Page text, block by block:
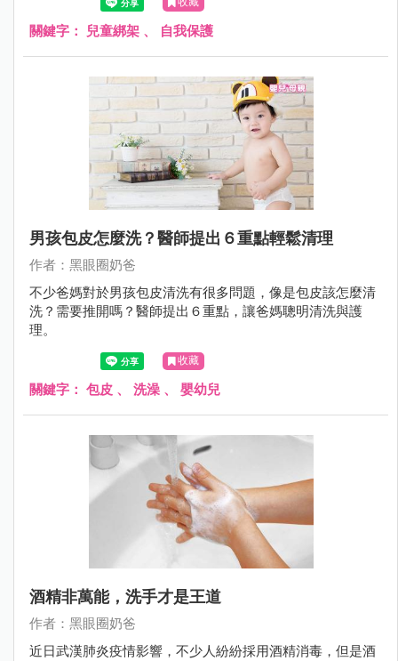
關鍵字： 兒童綁架 、 自我保護
男孩包皮怎麼洗？醫師提出６重點輕鬆清理
作者：黑眼圈奶爸
不少爸媽對於男孩包皮清洗有很多問題，像是包皮該怎麼清
洗？需要推開嗎？醫師提出６重點，讓爸媽聰明清洗與護
理。
收藏
關鍵字： 包皮 、 洗澡 、 嬰幼兒
酒精非萬能，洗手才是王道
作者：黑眼圈奶爸
近日武漢肺炎疫情影響，不少人紛紛採用酒精消毒，但是酒